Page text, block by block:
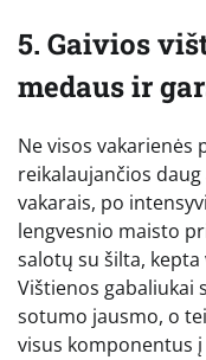
5. Gaivios
medaus ir
Ne visos
reikalaujančios
vakarais, po
lengvesnio maisto
salotų su šilta,
Vištienos gabaliukai
sotumo jausmo, o
visus komponentus